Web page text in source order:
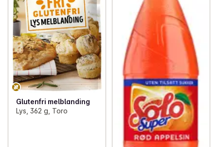
Glutenfri melblanding
Lys, 362 g, Toro